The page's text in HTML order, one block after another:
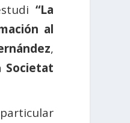
“La
al
,
Societat